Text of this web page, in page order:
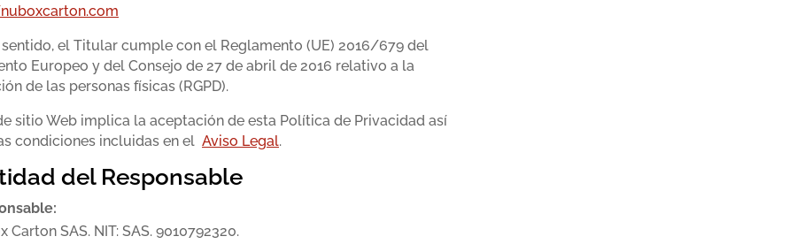
sentido, el Titular cumple con el Reglamento (UE) 2016/679 del
Europeo y del Consejo de 27 de abril de 2016 relativo a la
de las personas físicas (RGPD).
sitio Web implica la aceptación de esta Política de Privacidad así
condiciones incluidas en el Aviso Legal.
del Responsable
Carton SAS. NIT: SAS. 9010792320.